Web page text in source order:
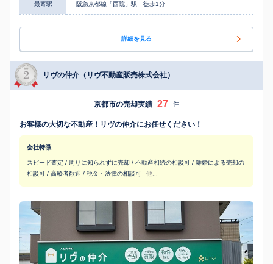
最寄駅 阪急京都線「西院」駅 徒歩1分
詳細を見る
リヴの仲介（リヴ不動産販売株式会社）
京都市の売却実績 27 件
お客様の大切な不動産！リヴの仲介にお任せください！
会社特徴
スピード査定 / 周りに知られずに売却 / 不動産相続の相談可 / 離婚による売却の
相談可 / 高齢者歓迎 / 税金・法律の相談可
他...